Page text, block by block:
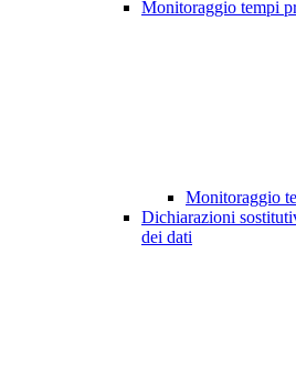
Monitoraggio tempi
Monitoraggio
Dichiarazioni
dei dati